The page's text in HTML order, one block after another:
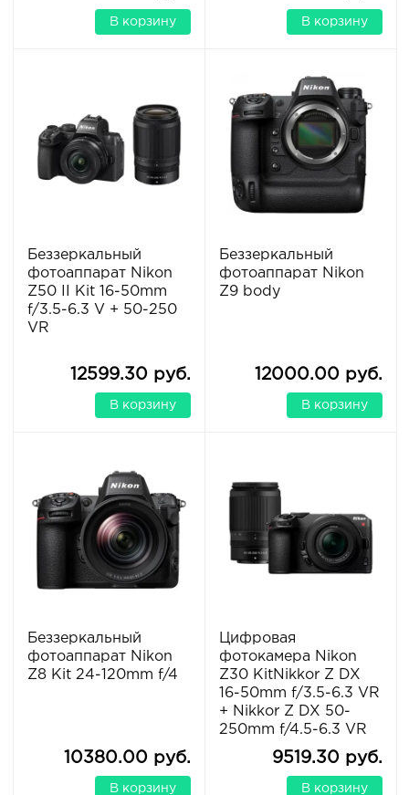
В корзину В корзину
Беззеркальный
фотоаппарат Nikon
Z50 II Kit 16-50mm
f/3.5-6.3 V + 50-250
VR
12599.30 руб.
В корзину
Беззеркальный
фотоаппарат Nikon
Z9 body
12000.00 руб.
В корзину
Беззеркальный
фотоаппарат Nikon
Z8 Kit 24-120mm f/4
10380.00 руб.
В корзину
Цифровая
фотокамера Nikon
Z30 KitNikkor Z DX
16-50mm f/3.5-6.3 VR
+ Nikkor Z DX 50-
250mm f/4.5-6.3 VR
9519.30 руб.
В корзину